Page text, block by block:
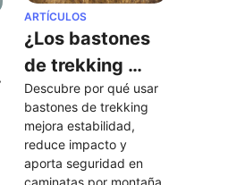
ARTÍCULOS
¿Los bastones
de trekking
hacen más fácil
una caminata?
Descubre por qué usar
bastones de trekking
mejora estabilidad,
reduce impacto y
aporta seguridad en
caminatas por montaña